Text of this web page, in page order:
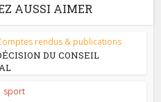
AUSSI AIMER
rendus & publications
DU CONSEIL
sport